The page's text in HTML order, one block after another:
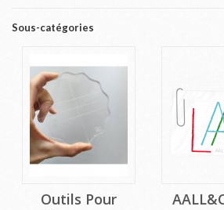
Sous-catégories
Outils Pour